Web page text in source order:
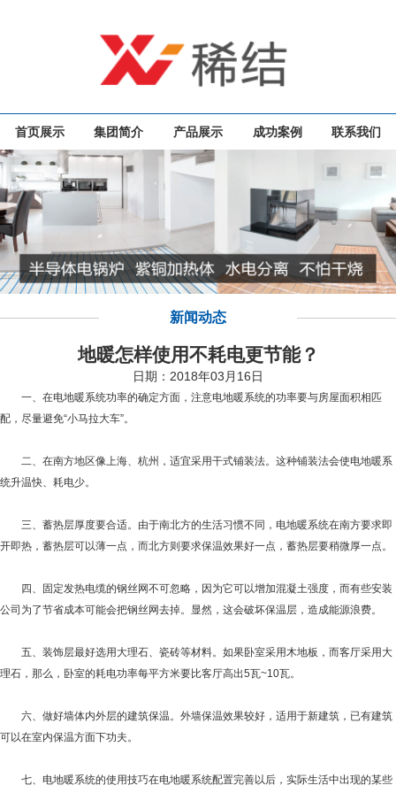
首页展示 集团简介 产品展示 成功案例 联系我们
新闻动态
地暖怎样使用不耗电更节能？
日期：2018年03月16日
一、在电地暖系统功率的确定方面，注意电地暖系统的功率要与房屋面积相匹
配，尽量避免“小马拉大车”。
二、在南方地区像上海、杭州，适宜采用干式铺装法。这种铺装法会使电地暖系
统升温快、耗电少。
三、蓄热层厚度要合适。由于南北方的生活习惯不同，电地暖系统在南方要求即
开即热，蓄热层可以薄一点，而北方则要求保温效果好一点，蓄热层要稍微厚一点。
四、固定发热电缆的钢丝网不可忽略，因为它可以增加混凝土强度，而有些安装
公司为了节省成本可能会把钢丝网去掉。显然，这会破坏保温层，造成能源浪费。
五、装饰层最好选用大理石、瓷砖等材料。如果卧室采用木地板，而客厅采用大
理石，那么，卧室的耗电功率每平方米要比客厅高出5瓦~10瓦。
六、做好墙体内外层的建筑保温。外墙保温效果较好，适用于新建筑，已有建筑
可以在室内保温方面下功夫。
七、电地暖系统的使用技巧在电地暖系统配置完善以后，实际生活中出现的某些